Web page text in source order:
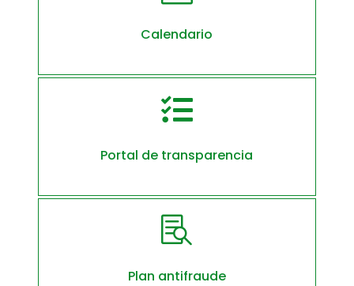
Calendario

Portal de transparencia

Plan antifraude